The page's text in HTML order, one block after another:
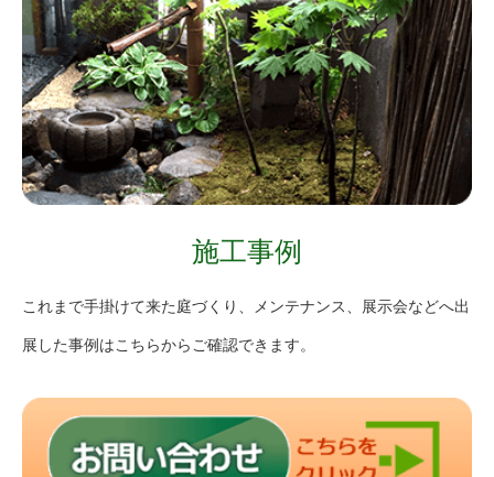
施工事例
これまで手掛けて来た庭づくり、メンテナンス、展示会などへ出
展した事例はこちらからご確認できます。